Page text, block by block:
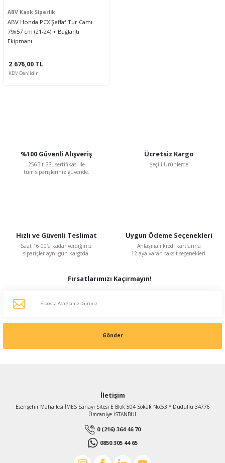
ABV Kask Siperlik
ABV Honda PCX Şeffaf Tur Camı
79x57 cm (21-24) + Bağlantı
Ekipmanı
2.676,00 TL
KDV Dahildir
%100 Güvenli Alışveriş
256Bit SSL sertifikası ile
tüm siparişleriniz güvende.
Ücretsiz Kargo
Şeçili Ürünlerde
Hızlı ve Güvenli Teslimat
Saat 16:00'a kadar verdiğiniz
siparişler aynı gün kargoda.
Uygun Ödeme Seçenekleri
Anlaşmalı kredi kartlarına
12 aya varan taksit seçenekleri.
Fırsatlarımızı Kaçırmayın!
Gönder
İletişim
Esenşehir Mahallesi İMES Sanayi Sitesi E Blok 504 Sokak No:53 Y.Dudullu 34776
Ümraniye İSTANBUL
0 (216) 364 46 70
0850 305 44 65